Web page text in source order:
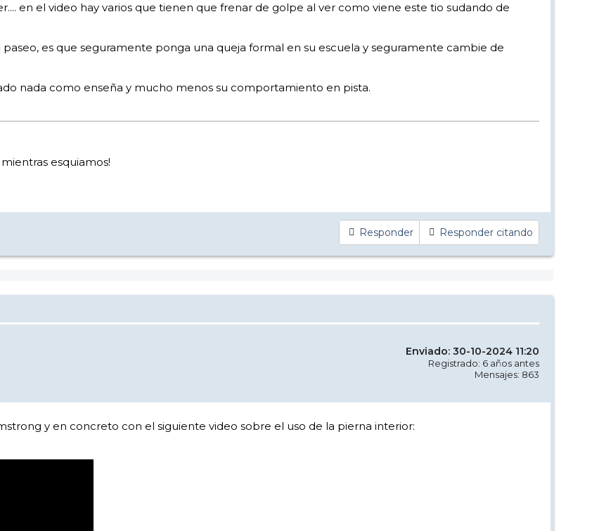
en el video hay varios que tienen que frenar de golpe al ver como viene este tio sudando de
es que seguramente ponga una queja formal en su escuela y seguramente cambie de
nada como enseña y mucho menos su comportamiento en pista.
esquiamos!
Responder Responder citando
Enviado: 30-10-2024 11:20
Registrado: 6 años antes
Mensajes: 863
y en concreto con el siguiente video sobre el uso de la pierna interior: